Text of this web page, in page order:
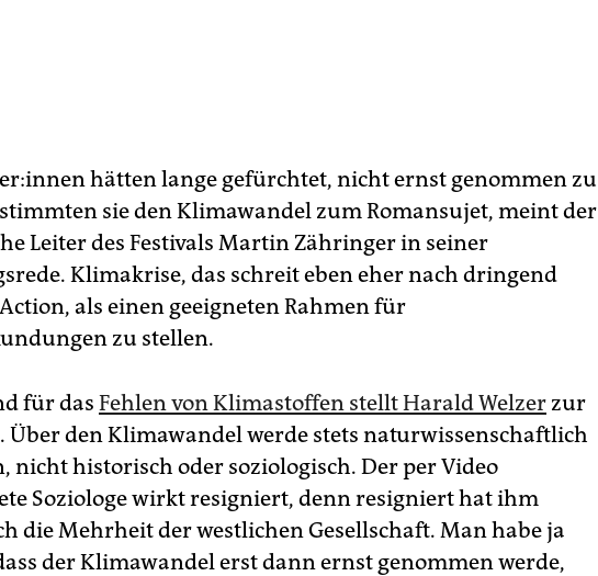
hätten lange gefürchtet, nicht ernst genommen zu
sie den Klimawandel zum Romansujet, meint der
Leiter des Festivals Martin Zähringer in seiner
Klimakrise, das schreit eben eher nach dringend
als einen geeigneten Rahmen für
zu stellen.
für das Fehlen von Klimastoffen stellt Harald Welzer zur
Über den Klimawandel werde stets naturwissenschaftlich
nicht historisch oder soziologisch. Der per Video
Soziologe wirkt resigniert, denn resigniert hat ihm
die Mehrheit der westlichen Gesellschaft. Man habe ja
der Klimawandel erst dann ernst genommen werde,